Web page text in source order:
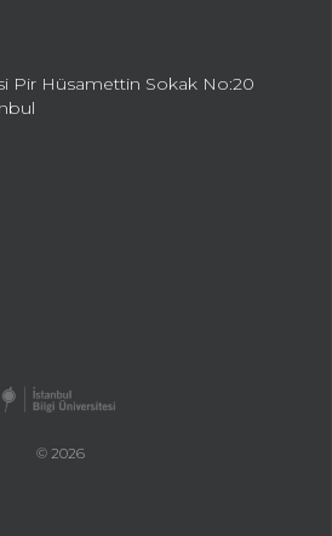
Pir Hüsamettin Sokak No:20
© 2026